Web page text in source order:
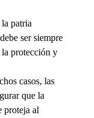
patria
ser siempre
protección y
casos, las
que la
proteja al